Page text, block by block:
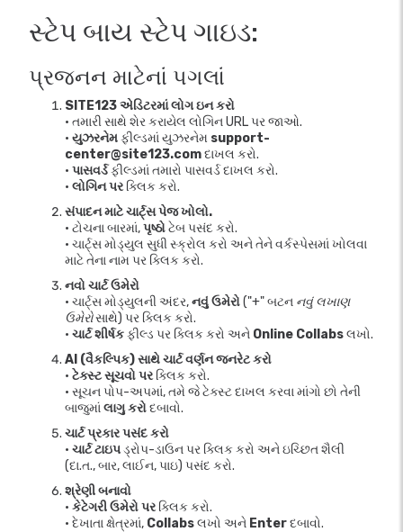
સ્ટેપ બાય સ્ટેપ ગાઇડ:
પ્રજનન માટેનાં પગલાં
SITE123 એડિટરમાં લોગ ઇન કરો
• તમારી સાથે શેર કરાયેલ લોગિન URL પર જાઓ.
• યુઝરનેમફીલ્ડમાં યુઝરનેમ support-
center@site123.comદાખલ કરો.
• પાસવર્ડફીલ્ડમાં તમારો પાસવર્ડ દાખલ કરો.
• લોગિન પરક્લિક કરો.
સંપાદન માટે ચાર્ટ્સ પેજ ખોલો.
• ટોચના બારમાં,પૃષ્ઠોટેબ પસંદ કરો.
• ચાર્ટ્સ મોડ્યુલ સુધી સ્ક્રોલ કરો અને તેને વર્કસ્પેસમાં ખોલવા
માટે તેના નામ પર ક્લિક કરો.
નવો ચાર્ટ ઉમેરો
• ચાર્ટ્સ મોડ્યુલની અંદર,નવું ઉમેરો("+" બટન નવું લખાણ
ઉમેરોસાથે) પર ક્લિક કરો.
• ચાર્ટ શીર્ષકફીલ્ડ પર ક્લિક કરો અને Online Collabsલખો.
AI (વૈકલ્પિક) સાથે ચાર્ટ વર્ણન જનરેટ કરો
• ટેક્સ્ટ સૂચવો પરક્લિક કરો.
• સૂચન પોપ-અપમાં, તમે જે ટેક્સ્ટ દાખલ કરવા માંગો છો તેની
બાજુમાંલાગુ કરોદબાવો.
ચાર્ટ પ્રકાર પસંદ કરો
• ચાર્ટ ટાઇપડ્રોપ-ડાઉન પર ક્લિક કરો અને ઇચ્છિત શૈલી
(દા.ત., બાર, લાઈન, પાઇ) પસંદ કરો.
શ્રેણી બનાવો
• કેટેગરી ઉમેરો પરક્લિક કરો.
• દેખાતા ક્ષેત્રમાં, Collabsલખો અને Enterદબાવો.